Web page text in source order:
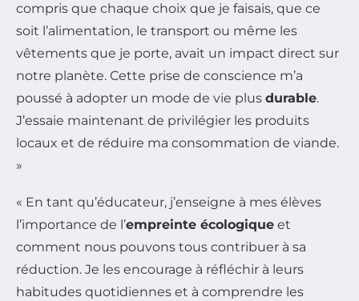
compris que chaque choix que je faisais, que ce
soit l’alimentation, le transport ou même les
vêtements que je porte, avait un impact direct sur
notre planète. Cette prise de conscience m’a
poussé à adopter un mode de vie plus durable.
J’essaie maintenant de privilégier les produits
locaux et de réduire ma consommation de viande.
»
« En tant qu’éducateur, j’enseigne à mes élèves
l’importance de l’empreinte écologique et
comment nous pouvons tous contribuer à sa
réduction. Je les encourage à réfléchir à leurs
habitudes quotidiennes et à comprendre les